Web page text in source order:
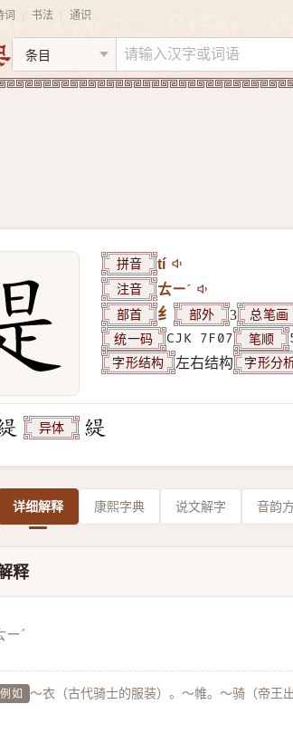
词 书法 通识
拼音 tí
注音 ㄊㄧˊ
部首 纟 部外 3 总笔画
统一码 CJK 7F07 笔顺
字形结构 左右结构 字形分
异体
详细解释 康熙字典 说文解字 音韵
释
ㄧˊ
例如 ～衣（古代骑士的服装）。～帷。～骑（帝王